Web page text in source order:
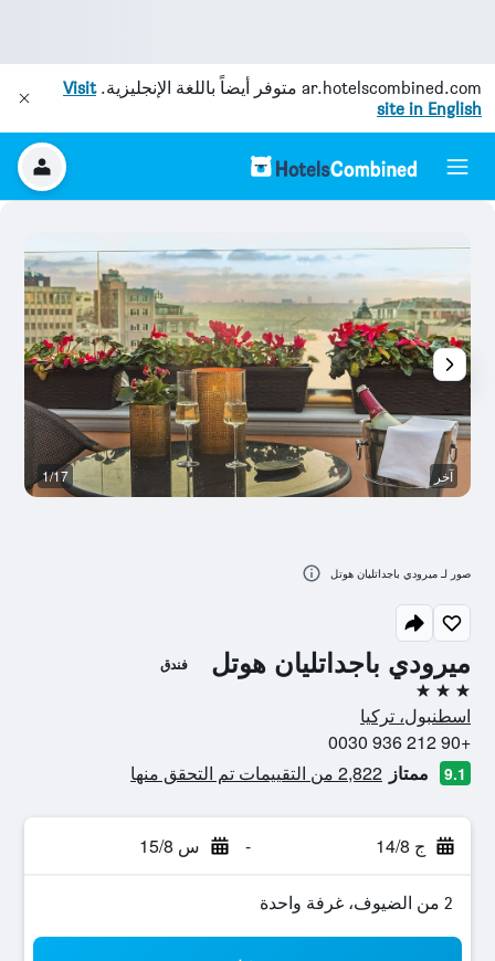
ar.hotelscombined.com متوفر أيضاً باللغة الإنجليزية.Visit
site in English
ميرودي باجداتليان هوتل فندق
3 نجوم
اسطنبول، تركيا
+90 212 936 0030
9.1 ممتاز 2,822 من التقييمات تم التحقق منها
ج 14/8 - س 15/8
2 من الضيوف، غرفة واحدة
آخر 1/17
صور لـ ميرودي باجداتليان هوتل